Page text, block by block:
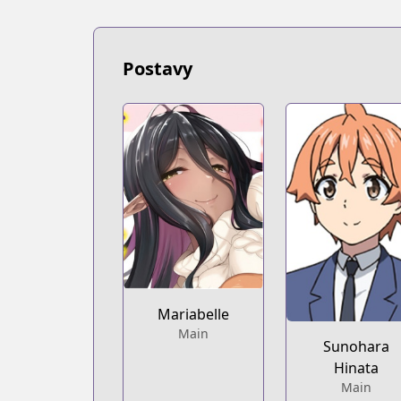
https://bookwalker.jp/series/384344/
Official English
Postavy
Mariabelle
Main
Sunohara
Hinata
Main